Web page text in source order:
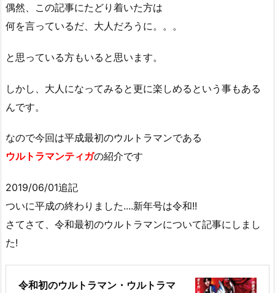
偶然、この記事にたどり着いた方は
何を言っているだ、大人だろうに。。。
と思っている方もいると思います。
しかし、大人になってみると更に楽しめるという事もある
んです。
なので今回は平成最初のウルトラマンである
ウルトラマンティガの紹介です
2019/06/01追記
ついに平成の終わりました....新年号は令和!!
さてさて、令和最初のウルトラマンについて記事にしまし
た!
令和初のウルトラマン・ウルトラマ